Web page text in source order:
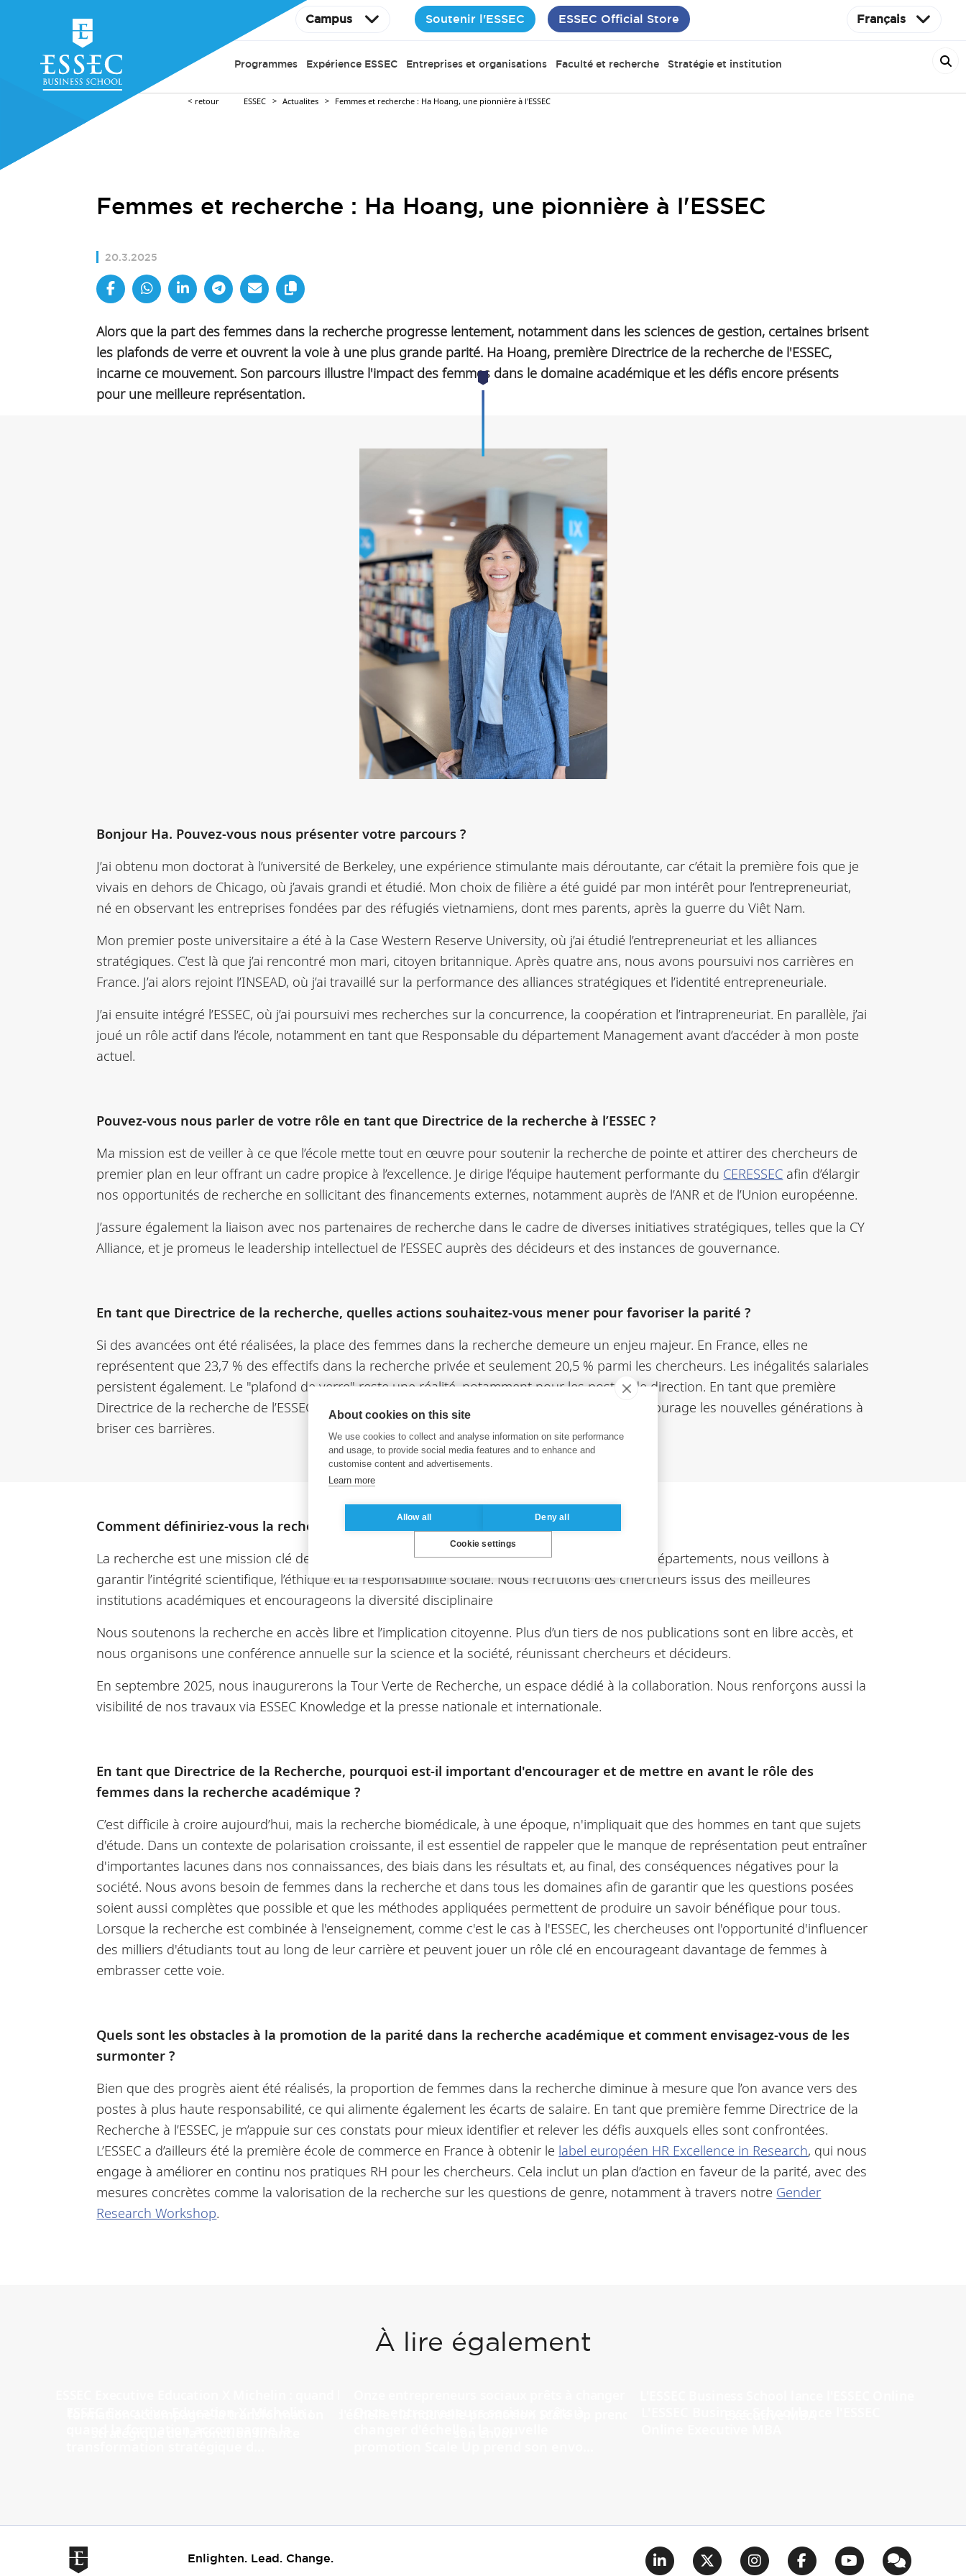
Campus Soutenir l'ESSEC ESSEC Official Store Français
Programmes Expérience ESSEC Entreprises et organisations Faculté et recherche Stratégie et institution
retour ESSEC Actualites Femmes et recherche : Ha Hoang, une pionnière à l'ESSEC
Femmes et recherche : Ha Hoang, une pionnière à l'ESSEC
20.3.2025
Alors que la part des femmes dans la recherche progresse lentement, notamment dans les sciences de gestion, certaines brisent
les plafonds de verre et ouvrent la voie à une plus grande parité. Ha Hoang, première Directrice de la recherche de l'ESSEC,
incarne ce mouvement. Son parcours illustre l'impact des femmes dans le domaine académique et les défis encore présents
pour une meilleure représentation.
Bonjour Ha. Pouvez-vous nous présenter votre parcours ?
J’ai obtenu mon doctorat à l’université de Berkeley, une expérience stimulante mais déroutante, car c’était la première fois que je
vivais en dehors de Chicago, où j’avais grandi et étudié. Mon choix de filière a été guidé par mon intérêt pour l’entrepreneuriat,
né en observant les entreprises fondées par des réfugiés vietnamiens, dont mes parents, après la guerre du Viêt Nam.
Mon premier poste universitaire a été à la Case Western Reserve University, où j’ai étudié l’entrepreneuriat et les alliances
stratégiques. C’est là que j’ai rencontré mon mari, citoyen britannique. Après quatre ans, nous avons poursuivi nos carrières en
France. J’ai alors rejoint l’INSEAD, où j’ai travaillé sur la performance des alliances stratégiques et l’identité entrepreneuriale.
J’ai ensuite intégré l’ESSEC, où j’ai poursuivi mes recherches sur la concurrence, la coopération et l’intrapreneuriat. En parallèle, j’ai
joué un rôle actif dans l’école, notamment en tant que Responsable du département Management avant d’accéder à mon poste
actuel.
Pouvez-vous nous parler de votre rôle en tant que Directrice de la recherche à l’ESSEC ?
Ma mission est de veiller à ce que l’école mette tout en œuvre pour soutenir la recherche de pointe et attirer des chercheurs de
premier plan en leur offrant un cadre propice à l’excellence. Je dirige l’équipe hautement performante du CERESSEC afin d’élargir
nos opportunités de recherche en sollicitant des financements externes, notamment auprès de l’ANR et de l’Union européenne.
J’assure également la liaison avec nos partenaires de recherche dans le cadre de diverses initiatives stratégiques, telles que la CY
Alliance, et je promeus le leadership intellectuel de l’ESSEC auprès des décideurs et des instances de gouvernance.
En tant que Directrice de la recherche, quelles actions souhaitez-vous mener pour favoriser la parité ?
Si des avancées ont été réalisées, la place des femmes dans la recherche demeure un enjeu majeur. En France, elles ne
représentent que 23,7 % des effectifs dans la recherche privée et seulement 20,5 % parmi les chercheurs. Les inégalités salariales
persistent également. Le "plafond de verre" reste une réalité, notamment pour les postes de direction. En tant que première
Directrice de la recherche de l’ESSEC, je m’inscris dans une dynamique de changement et encourage les nouvelles générations à
briser ces barrières.
Comment définiriez-vous la recherche à l’ESSEC et ses grands axes ?
La recherche est une mission clé de l’ESSEC. Avec plus de 160 chercheurs répartis dans sept départements, nous veillons à
garantir l’intégrité scientifique, l’éthique et la responsabilité sociale. Nous recrutons des chercheurs issus des meilleures
institutions académiques et encourageons la diversité disciplinaire
Nous soutenons la recherche en accès libre et l’implication citoyenne. Plus d’un tiers de nos publications sont en libre accès, et
nous organisons une conférence annuelle sur la science et la société, réunissant chercheurs et décideurs.
En septembre 2025, nous inaugurerons la Tour Verte de Recherche, un espace dédié à la collaboration. Nous renforçons aussi la
visibilité de nos travaux via ESSEC Knowledge et la presse nationale et internationale.
En tant que Directrice de la Recherche, pourquoi est-il important d'encourager et de mettre en avant le rôle des
femmes dans la recherche académique ?
C’est difficile à croire aujourd’hui, mais la recherche biomédicale, à une époque, n'impliquait que des hommes en tant que sujets
d'étude. Dans un contexte de polarisation croissante, il est essentiel de rappeler que le manque de représentation peut entraîner
d'importantes lacunes dans nos connaissances, des biais dans les résultats et, au final, des conséquences négatives pour la
société. Nous avons besoin de femmes dans la recherche et dans tous les domaines afin de garantir que les questions posées
soient aussi complètes que possible et que les méthodes appliquées permettent de produire un savoir bénéfique pour tous.
Lorsque la recherche est combinée à l'enseignement, comme c'est le cas à l'ESSEC, les chercheuses ont l'opportunité d'influencer
des milliers d'étudiants tout au long de leur carrière et peuvent jouer un rôle clé en encourageant davantage de femmes à
embrasser cette voie.
Quels sont les obstacles à la promotion de la parité dans la recherche académique et comment envisagez-vous de les
surmonter ?
Bien que des progrès aient été réalisés, la proportion de femmes dans la recherche diminue à mesure que l’on avance vers des
postes à plus haute responsabilité, ce qui alimente également les écarts de salaire. En tant que première femme Directrice de la
Recherche à l’ESSEC, je m’appuie sur ces constats pour mieux identifier et relever les défis auxquels elles sont confrontées.
L’ESSEC a d’ailleurs été la première école de commerce en France à obtenir le label européen HR Excellence in Research, qui nous
engage à améliorer en continu nos pratiques RH pour les chercheurs. Cela inclut un plan d’action en faveur de la parité, avec des
mesures concrètes comme la valorisation de la recherche sur les questions de genre, notamment à travers notre Gender
Research Workshop.
À lire également
Enlighten. Lead. Change.
About cookies on this site
We use cookies to collect and analyse information on site performance
and usage, to provide social media features and to enhance and
customise content and advertisements.
Learn more
Allow all Deny all
Cookie settings